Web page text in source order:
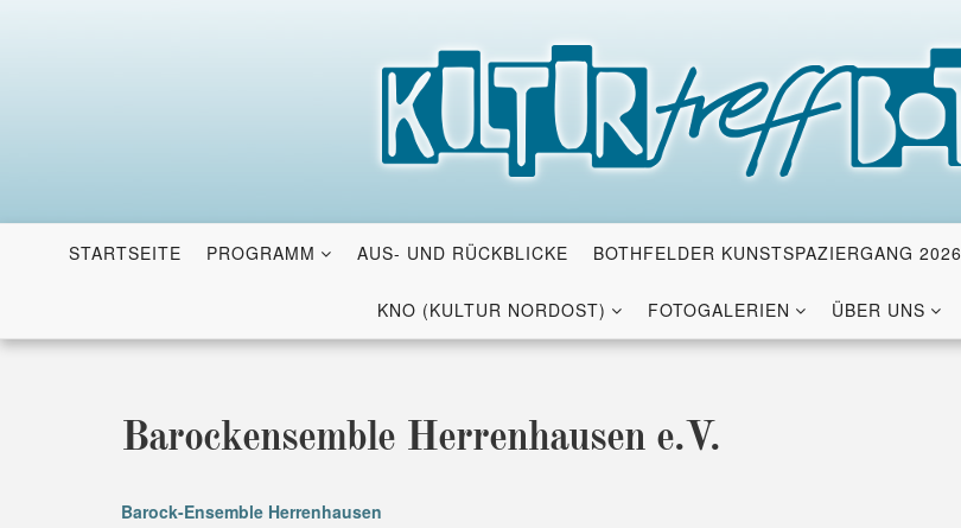
STARTSEITE PROGRAMM AUS- UND RÜCKBLICKE BOTHFELDER KUNSTSPAZIERGANG 2026
KNO (KULTUR NORDOST) FOTOGALERIEN ÜBER UNS
Barockensemble Herrenhausen e.V.
Barock-Ensemble Herrenhausen